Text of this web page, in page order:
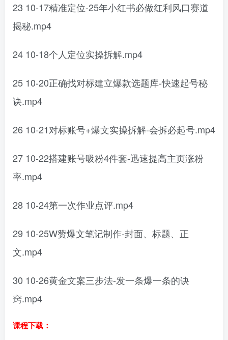
23 10-17精准定位-25年小红书必做红利风口赛道
揭秘.mp4
24 10-18个人定位实操拆解.mp4
25 10-20正确找对标建立爆款选题库-快速起号秘
诀.mp4
26 10-21对标账号+爆文实操拆解-会拆必起号.mp4
27 10-22搭建账号吸粉4件套-迅速提高主页涨粉
率.mp4
28 10-24第一次作业点评.mp4
29 10-25W赞爆文笔记制作-封面、标题、正
文.mp4
30 10-26黄金文案三步法-发一条爆一条的诀
窍.mp4
课程下载：